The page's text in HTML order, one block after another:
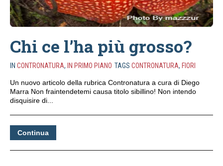
Chi ce l’ha più grosso?
IN CONTRONATURA, IN PRIMO PIANO TAGS CONTRONATURA, FIORI
Un nuovo articolo della rubrica Contronatura a cura di Diego
Marra Non fraintendetemi causa titolo sibillino! Non intendo
disquisire di...
Continua